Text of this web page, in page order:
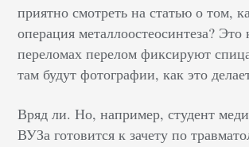
приятно смотреть на статью о том,
операция металлоостеосинтеза? Это
переломах перелом фиксируют
там будут фотографии, как это
Вряд ли. Но, например, студент
ВУЗа готовится к зачету по